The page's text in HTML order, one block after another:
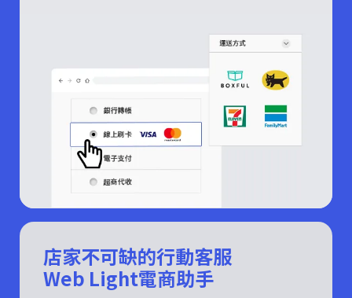
店家不可缺的行動客服
Web Light電商助手